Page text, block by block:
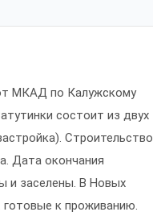
МКАД по Калужскому
состоит из двух
Строительство
Дата окончания
и заселены. В Новых
готовые к проживанию.